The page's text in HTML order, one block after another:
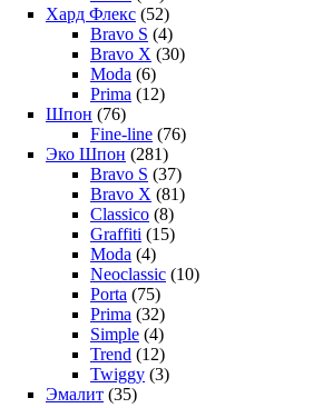
Хард Флекс (52)
Bravo S (4)
Bravo X (30)
Moda (6)
Prima (12)
Шпон (76)
Fine-line (76)
Эко Шпон (281)
Bravo S (37)
Bravo X (81)
Classico (8)
Graffiti (15)
Moda (4)
Neoclassic (10)
Porta (75)
Prima (32)
Simple (4)
Trend (12)
Twiggy (3)
Эмалит (35)